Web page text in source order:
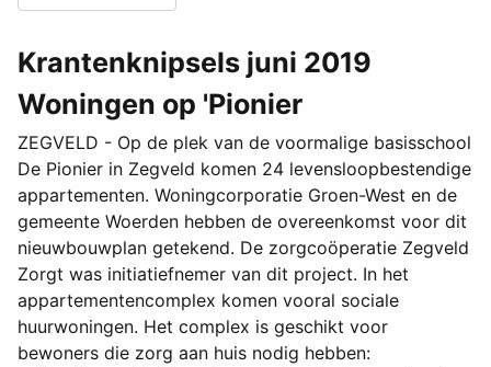
Krantenknipsels juni 2019
Woningen op 'Pionier
ZEGVELD - Op de plek van de voormalige basisschool
De Pionier in Zegveld komen 24 levensloopbestendige
appartementen. Woningcorporatie Groen-West en de
gemeente Woerden hebben de overeenkomst voor dit
nieuwbouwplan getekend. De zorgcoöperatie Zegveld
Zorgt was initiatiefnemer van dit project. In het
appartementencomplex komen vooral sociale
huurwoningen. Het complex is geschikt voor
bewoners die zorg aan huis nodig hebben: